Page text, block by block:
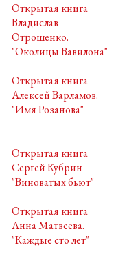
Открытая книга
Владислав
Отрошенко.
"Околицы Вавилона"
Открытая книга
Алексей Варламов.
"Имя Розанова"
Открытая книга
Сергей Кубрин
"Виноватых бьют"
Открытая книга
Анна Матвеева.
"Каждые сто лет"